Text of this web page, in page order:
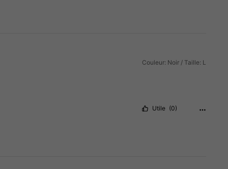
Couleur: Noir / Taille: L
Utile (0)